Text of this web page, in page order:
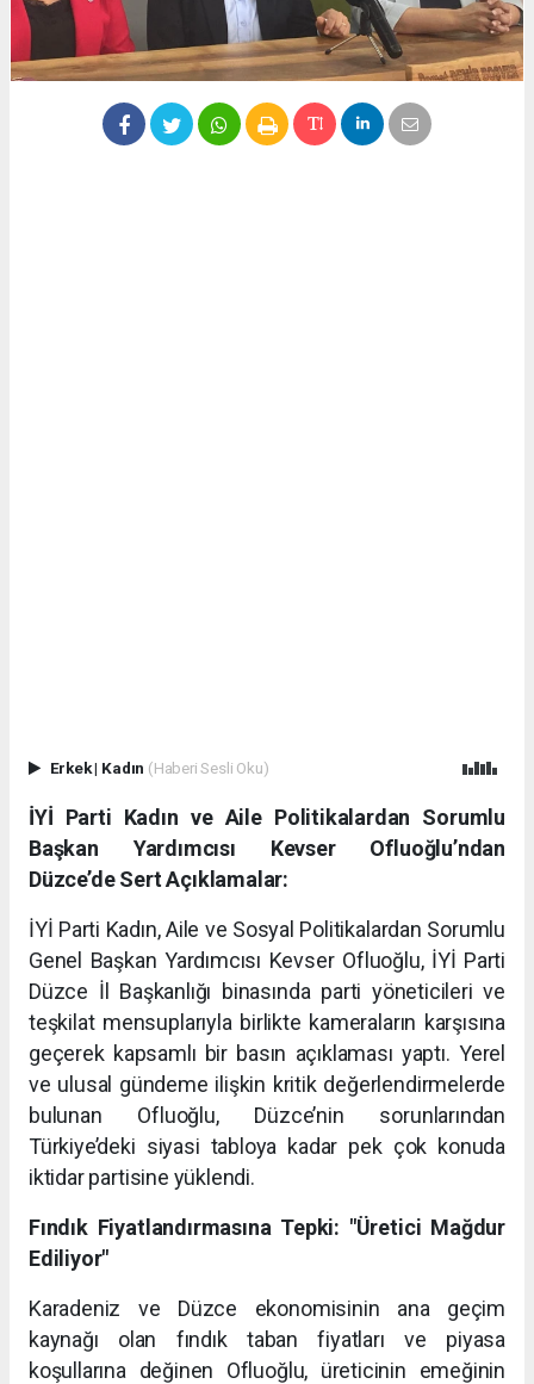
Erkek| Kadın (Haberi Sesli Oku)
İYİ Parti Kadın ve Aile Politikalardan Sorumlu
Başkan Yardımcısı Kevser Ofluoğlu’ndan
Düzce’de Sert Açıklamalar:
İYİ Parti Kadın, Aile ve Sosyal Politikalardan Sorumlu
Genel Başkan Yardımcısı Kevser Ofluoğlu, İYİ Parti
Düzce İl Başkanlığı binasında parti yöneticileri ve
teşkilat mensuplarıyla birlikte kameraların karşısına
geçerek kapsamlı bir basın açıklaması yaptı. Yerel
ve ulusal gündeme ilişkin kritik değerlendirmelerde
bulunan Ofluoğlu, Düzce’nin sorunlarından
Türkiye’deki siyasi tabloya kadar pek çok konuda
iktidar partisine yüklendi.
Fındık Fiyatlandırmasına Tepki: "Üretici Mağdur
Ediliyor"
Karadeniz ve Düzce ekonomisinin ana geçim
kaynağı olan fındık taban fiyatları ve piyasa
koşullarına değinen Ofluoğlu, üreticinin emeğinin